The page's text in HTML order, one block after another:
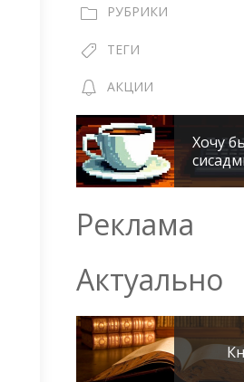
РУБРИКИ
ТЕГИ
АКЦИИ
Хочу
Реклама
Актуально